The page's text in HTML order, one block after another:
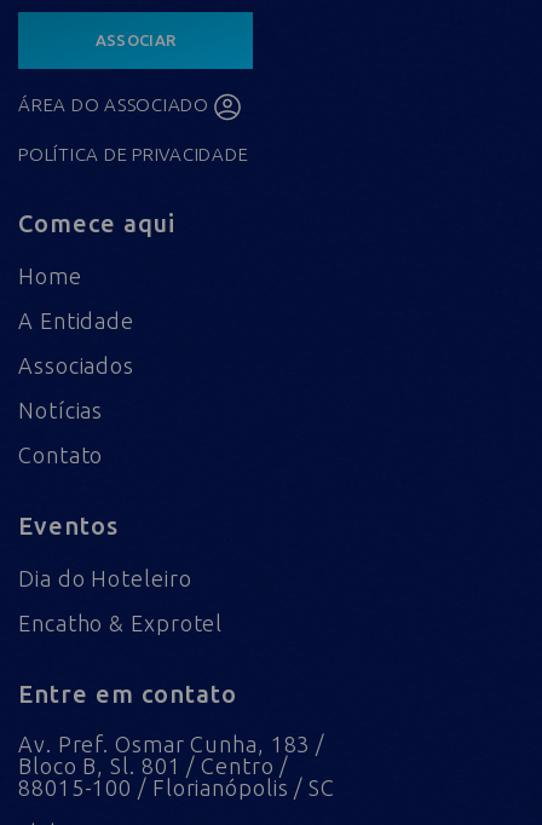
ASSOCIAR
ÁREA DO ASSOCIADO
POLÍTICA DE PRIVACIDADE
Comece aqui
Home
A Entidade
Associados
Notícias
Contato
Eventos
Dia do Hoteleiro
Encatho & Exprotel
Entre em contato
Av. Pref. Osmar Cunha, 183 /
Bloco B, Sl. 801 / Centro /
88015-100 / Florianópolis / SC